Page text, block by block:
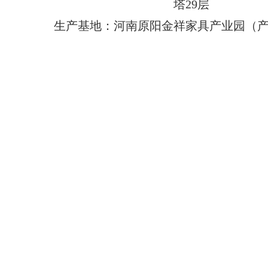
塔29层
生产基地：河南原阳金祥家具产业园（